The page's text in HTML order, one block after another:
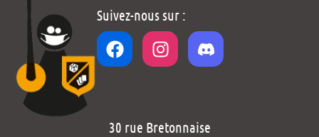
Suivez-nous sur :
30 rue Bretonnaise